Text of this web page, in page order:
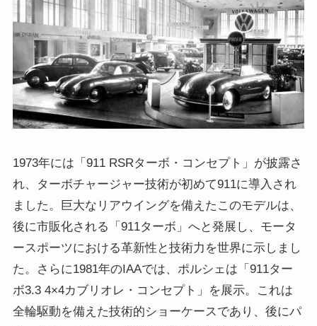
1973年には「911 RSRターボ・コンセプト」が披露さ
れ、ターボチャージャー技術が初めて911に導入され
ました。巨大なリアウイングを備えたこのモデルは、
後に市販化される「911ターボ」へと発展し、モータ
ースポーツにおける革新性と技術力を世界に示しまし
た。さらに1981年のIAAでは、ポルシェは「911ター
ボ3.3 4×4カブリオレ・コンセプト」を展示。これは
全輪駆動を備えた技術的ショーケースであり、後にパ